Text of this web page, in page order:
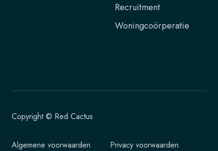
Recruitment
Woningcoörperatie
Copyright © Red Cactus
Algemene voorwaarden Privacy voorwaarden